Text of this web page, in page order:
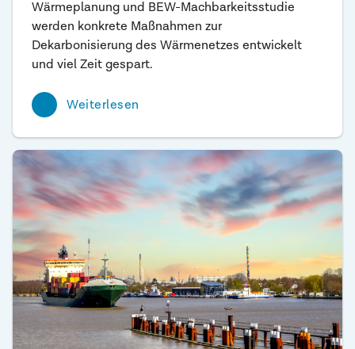
Wärmeplanung und BEW-Machbarkeitsstudie
werden konkrete Maßnahmen zur
Dekarbonisierung des Wärmenetzes entwickelt
und viel Zeit gespart.
Weiterlesen